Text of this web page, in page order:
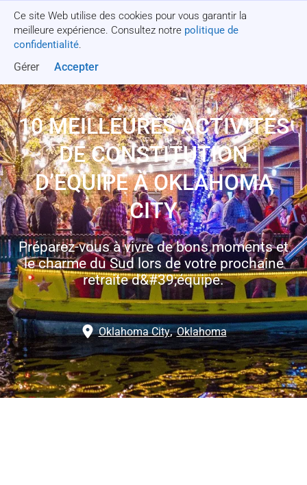
Ce site Web utilise des cookies pour vous garantir la
meilleure expérience. Consultez notre politique de
confidentialité.
Gérer Accepter
Obtenez un devis
10 MEILLEURES ACTIVITÉS
DE CONSTITUTION
D’ÉQUIPE À OKLAHOMA
CITY
Préparez-vous à vivre de bons moments et
le charme du Sud lors de votre prochaine
retraite d&#39;équipe.
Oklahoma City, Oklahoma